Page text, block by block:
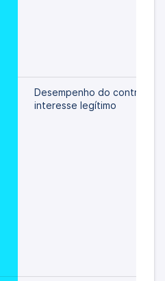
Desempenho do contrato/
interesse legítimo